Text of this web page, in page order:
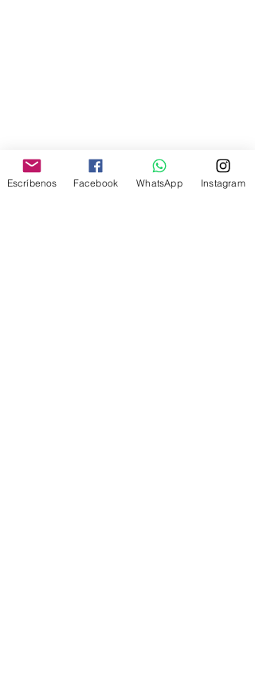
Escríbenos Facebook WhatsApp Instagram